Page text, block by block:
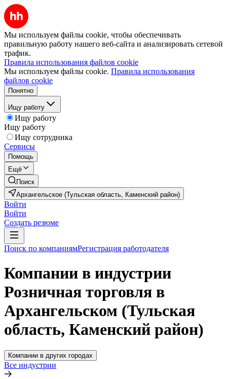
Мы используем файлы cookie, чтобы обеспечивать
правильную работу нашего веб-сайта и анализировать сетевой
трафик.
Правила использования файлов cookie
Мы используем файлы cookie. Правила использования
файлов cookie
Понятно
Ищу работу
Ищу работу
Ищу работу
Ищу сотрудника
Сервисы
Помощь
Ещё
Поиск
Архангельское (Тульская область, Каменский район)
Войти
Войти
Создать резюме
Поиск по компаниямРегистрация работодателя
Компании в индустрии
Розничная торговля в
Архангельском (Тульская
область, Каменский район)
Компании в других городах
Все индустрии